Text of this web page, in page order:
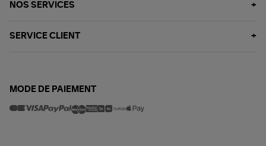
NOS SERVICES
SERVICE CLIENT
MODE DE PAIEMENT